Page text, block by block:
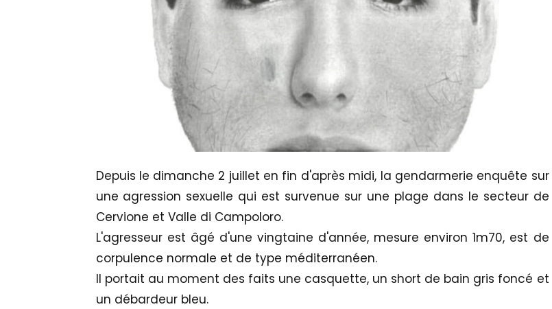
Depuis le dimanche 2 juillet en fin d'après midi, la gendarmerie enquête sur
une agression sexuelle qui est survenue sur une plage dans le secteur de
Cervione et Valle di Campoloro.
L'agresseur est âgé d'une vingtaine d'année, mesure environ 1m70, est de
corpulence normale et de type méditerranéen.
Il portait au moment des faits une casquette, un short de bain gris foncé et
un débardeur bleu.